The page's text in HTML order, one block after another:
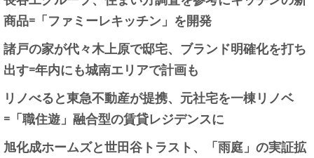
商品=「ファミーレキッチン」を開発
諸戸の家が代々木上原で邸宅、ブランド明確化を打ち
出す=年内にも城南エリアで計画も
リノべると東急不動産が提携、元社宅を一棟リノベ
=「職住遊」融合型の賃貸レジデンスに
旭化成ホームズと世田谷トラスト、「雨庭」の実証拡